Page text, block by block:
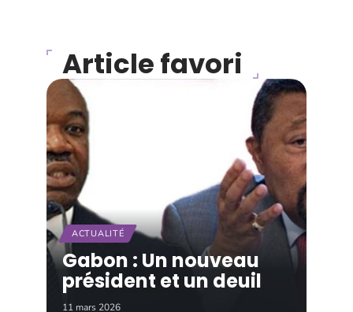
Article favori
ACTUALITÉ
Gabon : Un nouveau
président et un deuil
11 mars 2026